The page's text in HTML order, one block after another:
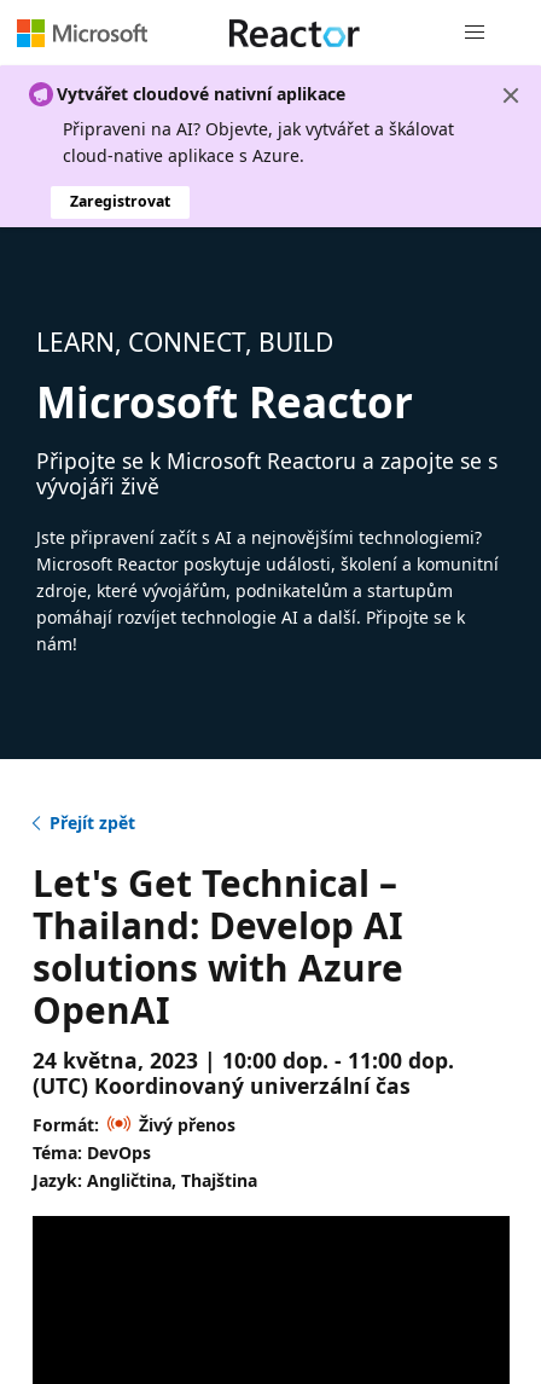
Vytvářet cloudové nativní aplikace
Připraveni na AI? Objevte, jak vytvářet a škálovat
cloud-native aplikace s Azure.
Zaregistrovat
LEARN, CONNECT, BUILD
Microsoft Reactor
Připojte se k Microsoft Reactoru a zapojte se s
vývojáři živě
Jste připravení začít s AI a nejnovějšími technologiemi?
Microsoft Reactor poskytuje události, školení a komunitní
zdroje, které vývojářům, podnikatelům a startupům
pomáhají rozvíjet technologie AI a další. Připojte se k
nám!
Přejít zpět
Let's Get Technical –
Thailand: Develop AI
solutions with Azure
OpenAI
24 května, 2023 | 10:00 dop. - 11:00 dop.
(UTC) Koordinovaný univerzální čas
Formát:
Živý přenos
Téma: DevOps
Jazyk: Angličtina, Thajština